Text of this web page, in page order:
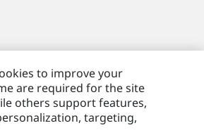
to improve your
are required for the site
others support features,
targeting,